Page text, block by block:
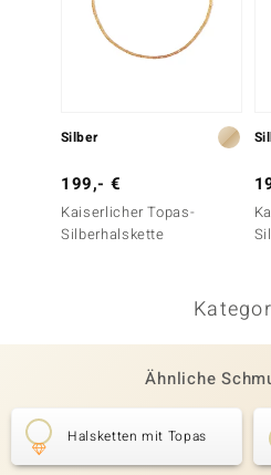
Silber
199,- €
Kaiserlicher Topas-
Silberhalskette
Ähnliche
Halsketten mit Topas